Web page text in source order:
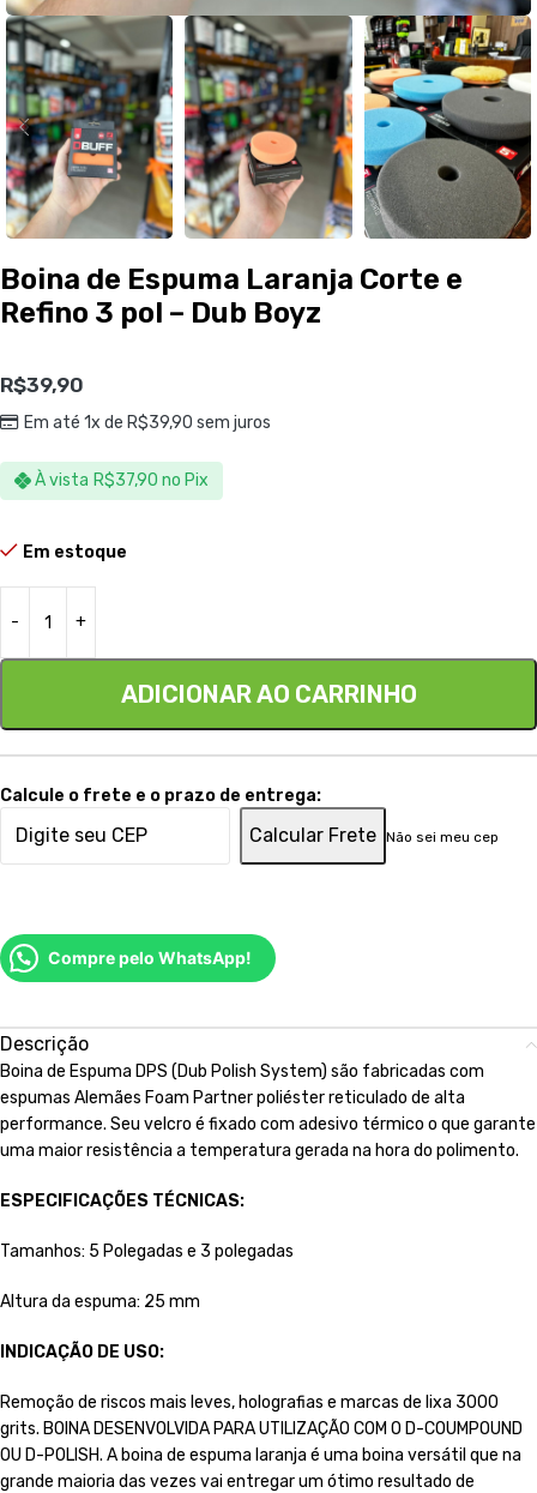
Boina de Espuma Laranja Corte e
Refino 3 pol – Dub Boyz
R$39,90
Em até 1x de R$39,90 sem juros
À vista R$37,90 no Pix
Em estoque
ADICIONAR AO CARRINHO
Calcule o frete e o prazo de entrega:
Calcular Frete Não sei meu cep
Compre pelo WhatsApp!
Descrição
Boina de Espuma DPS (Dub Polish System) são fabricadas com
espumas Alemães Foam Partner poliéster reticulado de alta
performance. Seu velcro é fixado com adesivo térmico o que garante
uma maior resistência a temperatura gerada na hora do polimento.
ESPECIFICAÇÕES TÉCNICAS:
Tamanhos: 5 Polegadas e 3 polegadas
Altura da espuma: 25 mm
INDICAÇÃO DE USO:
Remoção de riscos mais leves, holografias e marcas de lixa 3000
grits. BOINA DESENVOLVIDA PARA UTILIZAÇÃO COM O D-COUMPOUND
OU D-POLISH. A boina de espuma laranja é uma boina versátil que na
grande maioria das vezes vai entregar um ótimo resultado de